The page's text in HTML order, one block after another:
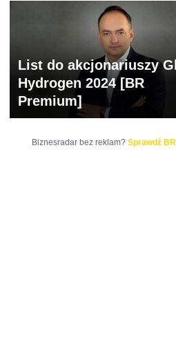
List do akcjonariuszy
Hydrogen 2024 [BR
Premium]
Biznesradar bez reklam? Sprawdź